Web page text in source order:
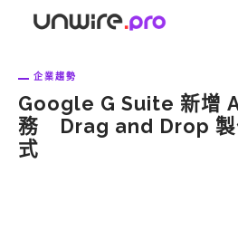
企業趨勢
Google G Suite 新增
務 Drag and Drop 製
式